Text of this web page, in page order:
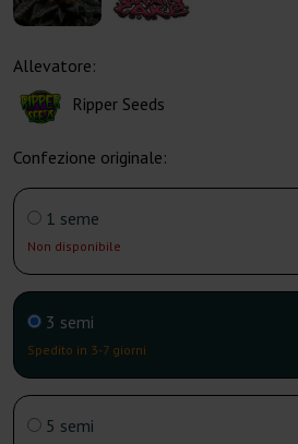
Allevatore:
Ripper Seeds
Confezione originale:
1 seme
Non disponibile
3 semi
Spedito in 3-7 giorni
5 semi